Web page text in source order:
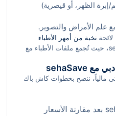
إبرة الظهر، أو قيصرية)
علم الأمراض والتصوير.
نخبة من أمهر الأطباء
عبر sehaSave، حيث تُجمع ملفات الأطباء مع
مالياً، ننصح بخطوات كاش باك
احجزي موعدك عبر sehaSave بعد مقارنة الأسعار